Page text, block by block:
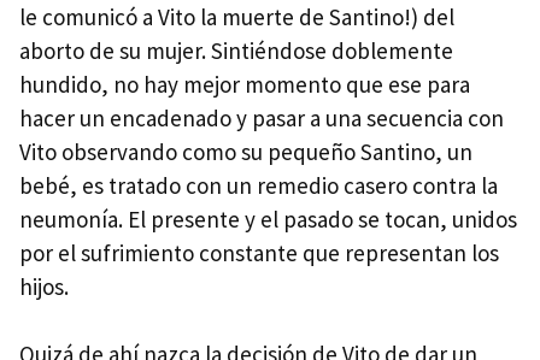
le comunicó a Vito la muerte de Santino!) del
aborto de su mujer. Sintiéndose doblemente
hundido, no hay mejor momento que ese para
hacer un encadenado y pasar a una secuencia con
Vito observando como su pequeño Santino, un
bebé, es tratado con un remedio casero contra la
neumonía. El presente y el pasado se tocan, unidos
por el sufrimiento constante que representan los
hijos.
Quizá de ahí nazca la decisión de Vito de dar un